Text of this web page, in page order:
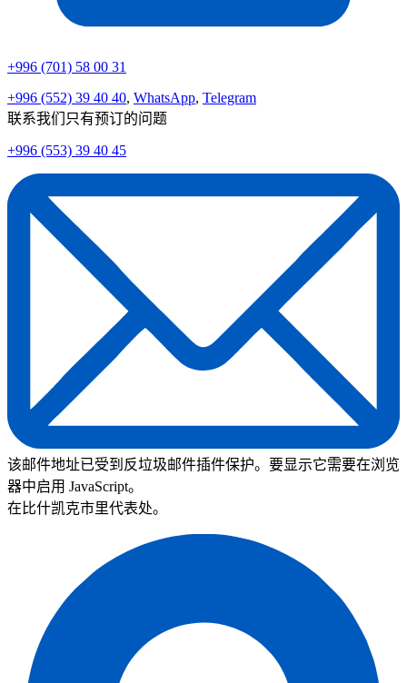
+996 (701) 58 00 31
+996 (552) 39 40 40, WhatsApp, Telegram
联系我们只有预订的问题
+996 (553) 39 40 45
该邮件地址已受到反垃圾邮件插件保护。要显示它需要在浏览
器中启用 JavaScript。
在比什凯克市里代表处。